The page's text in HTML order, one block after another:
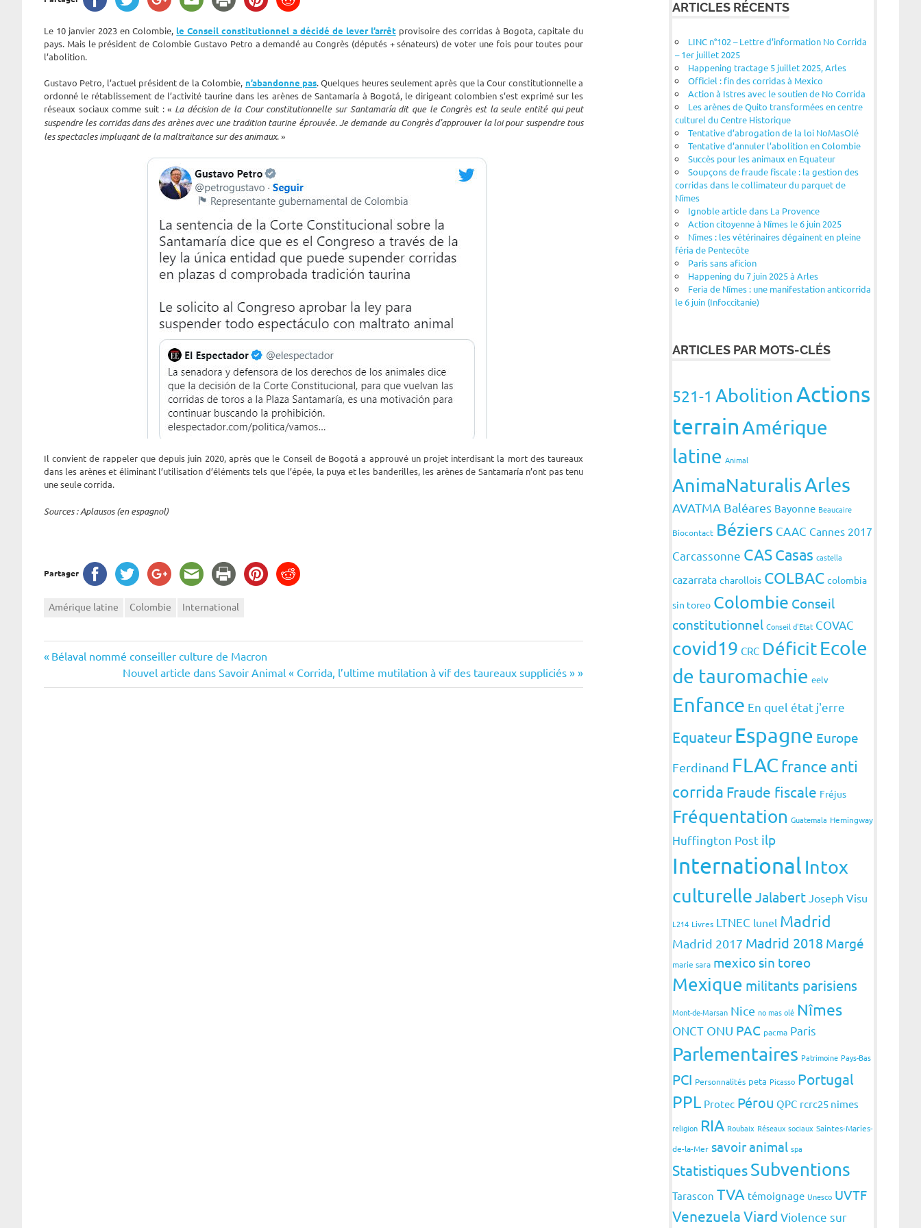
Le 10 janvier 2023 en Colombie, le Conseil constitutionnel a décidé de lever l’arrêtprovisoire des corridas à Bogota, capitale du
pays. Mais le président de Colombie Gustavo Petro a demandé au Congrès (députés + sénateurs) de voter une fois pour toutes pour
l’abolition.
Gustavo Petro, l’actuel président de la Colombie, n’abandonne pas. Quelques heures seulement après que la Cour constitutionnelle a
ordonné le rétablissement de l’activité taurine dans les arènes de Santamaría à Bogotá, le dirigeant colombien s’est exprimé sur les
réseaux sociaux comme suit : « La décision de la Cour constitutionnelle sur Santamaría dit que le Congrès est la seule entité qui peut
suspendre les corridas dans des arènes avec une tradition taurine éprouvée. Je demande au Congrès d’approuver la loi pour suspendre tous
les spectacles impluqant de la maltraitance sur des animaux. »
Il convient de rappeler que depuis juin 2020, après que le Conseil de Bogotá a approuvé un projet interdisant la mort des taureaux
dans les arènes et éliminant l’utilisation d’éléments tels que l’épée, la puya et les banderilles, les arènes de Santamaría n’ont pas tenu
une seule corrida.
Sources : Aplausos (en espagnol)
Partager
Amérique latine Colombie International
Navigation
de
Previous
Bélaval nommé conseiller culture de Macron
Next
Post:
Nouvel article dans Savoir Animal « Corrida, l’ultime mutilation à vif des taureaux suppliciés »
ARTICLES RÉCENTS
LINC n°102 – Lettre d’information No Corrida
– 1er juillet 2025
Happening tractage 5 juillet 2025, Arles
Officiel : fin des corridas à Mexico
Action à Istres avec le soutien de No Corrida
Les arènes de Quito transformées en centre
culturel du Centre Historique
Tentative d’abrogation de la loi NoMasOlé
Tentative d’annuler l’abolition en Colombie
Succès pour les animaux en Equateur
Soupçons de fraude fiscale : la gestion des
corridas dans le collimateur du parquet de
Nîmes
Ignoble article dans La Provence
Action citoyenne à Nîmes le 6 juin 2025
Nîmes : les vétérinaires dégainent en pleine
féria de Pentecôte
Paris sans aficion
Happening du 7 juin 2025 à Arles
Feria de Nîmes : une manifestation anticorrida
le 6 juin (Infoccitanie)
ARTICLES PAR MOTS-CLÉS
521-1 AbolitionActions
terrainAmérique
latine Animal
AnimaNaturalisArles
AVATMA Baléares Bayonne Beaucaire
Biocontact Béziers CAAC Cannes 2017
Carcassonne CASCasas castella
cazarrata charollois COLBAC colombia
sin toreo Colombie Conseil
constitutionnel Conseil d'Etat COVAC
covid19 CRC DéficitEcole
de tauromachie eelv
Enfance En quel état j'erre
Equateur Espagne Europe
Ferdinand FLAC france anti
corrida Fraude fiscale Fréjus
Fréquentation Guatemala Hemingway
Huffington Post ilp
International Intox
culturelle Jalabert Joseph Visu
L214 Livres LTNEC lunel Madrid
Madrid 2017 Madrid 2018 Margé
marie sara mexico sin toreo
Mexique militants parisiens
Mont-de-Marsan Nice no mas olé Nîmes
ONCT ONU PAC pacma Paris
Parlementaires Patrimoine Pays-Bas
PCI Personnalités peta Picasso Portugal
PPL Protec Pérou QPC rcrc25 nimes
religion RIA Roubaix Réseaux sociaux Saintes-Maries-
de-la-Mer savoir animal spa
StatistiquesSubventions
Tarascon TVA témoignage Unesco UVTF
VenezuelaViard Violence sur